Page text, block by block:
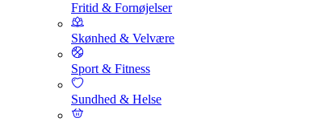
Fritid & Fornøjelser
Skønhed & Velvære
Sport & Fitness
Sundhed & Helse